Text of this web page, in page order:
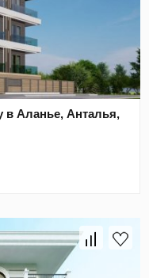
в Аланье, Анталья,